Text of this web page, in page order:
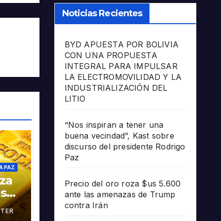
PAZ
Noticias Recientes
BYD APUESTA POR BOLIVIA
CON UNA PROPUESTA
INTEGRAL PARA IMPULSAR
LA ELECTROMOVILIDAD Y LA
INDUSTRIALIZACIÓN DEL
LITIO
“Nos inspiran a tener una
buena vecindad”, Kast sobre
discurso del presidente Rodrigo
Paz
Precio del oro roza $us 5.600
ante las amenazas de Trump
contra Irán